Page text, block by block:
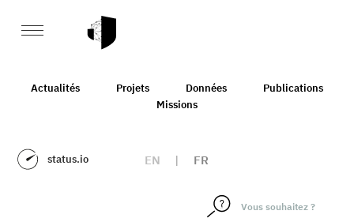
Actualités Projets Données
Publications
Missions
status.io EN | FR